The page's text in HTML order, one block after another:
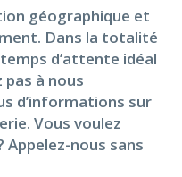
géographique et
Dans la totalité
d’attente idéal
pas à nous
d’informations sur
Vous voulez
nous sans